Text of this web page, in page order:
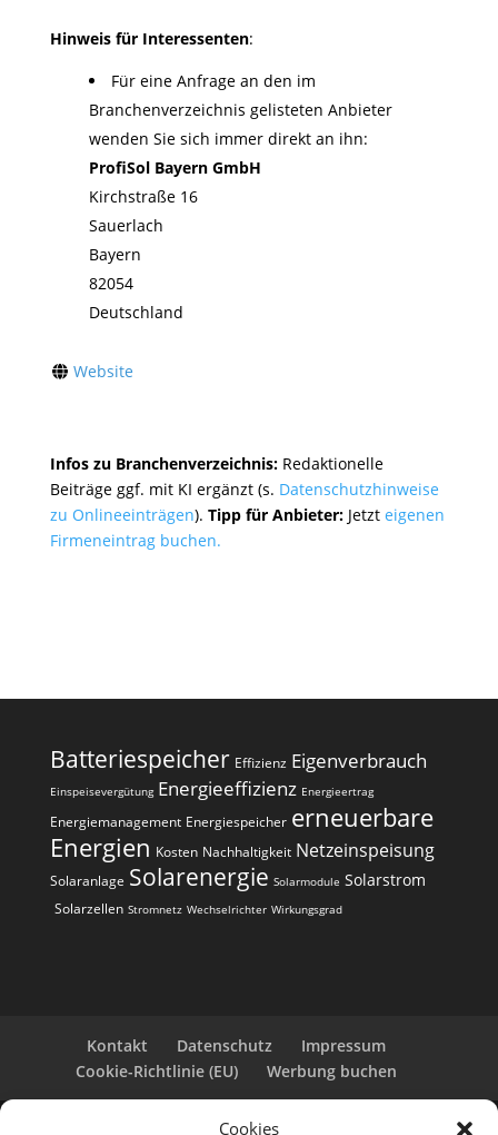
Cookies
Hinweis für Interessenten:
Für eine Anfrage an den im
Branchenverzeichnis gelisteten Anbieter
wenden Sie sich immer direkt an ihn:
ProfiSol Bayern GmbH
Kirchstraße 16
Sauerlach
Bayern
82054
Deutschland
Website
Infos zu Branchenverzeichnis: Redaktionelle
Beiträge ggf. mit KI ergänzt (s. Datenschutzhinweise
zu Onlineeinträgen). Tipp für Anbieter:Jetzt eigenen
Firmeneintrag buchen.
Batteriespeicher Effizienz Eigenverbrauch
Einspeisevergütung Energieeffizienz Energieertrag
Energiemanagement Energiespeicher erneuerbare
Energien Kosten Nachhaltigkeit Netzeinspeisung
Solaranlage Solarenergie Solarmodule Solarstrom
Solarzellen Stromnetz Wechselrichter Wirkungsgrad
Kontakt Datenschutz
Impressum
Cookie-Richtlinie (EU)
Werbung buchen
Copyright 2025-2026 | Web24 Consulting AVO UG |